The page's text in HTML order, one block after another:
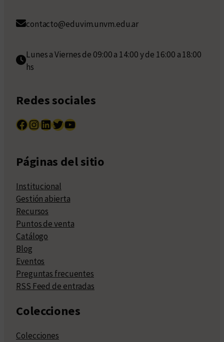
contacto@eduvim.unvm.edu.ar
Lunes a Viernes de 09:00 a 14:00 y de 16:00 a 18:00
hs
Redes sociales
Facebook InstagramLinkedIn Twitter YouTube
Páginas del sitio
Institucional
Gestión abierta
Recursos
Puntos de venta
Catálogo
Blog
Eventos
Preguntas frecuentes
RSS Feed de entradas
Colecciones
Colecciones